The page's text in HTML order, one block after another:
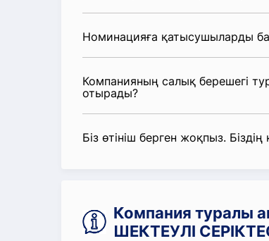
Номинацияға қатысушыларды
Компанияның салық берешегі
отырады?
Біз өтініш берген жоқпыз. Біздің
Компания туралы
ШЕКТЕУЛІ